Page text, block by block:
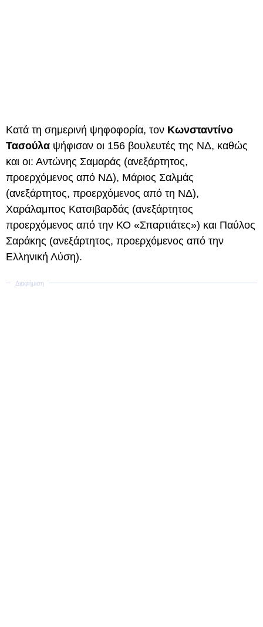
Κατά τη σημερινή ψηφοφορία, τον Κωνσταντίνο
Τασούλα ψήφισαν οι 156 βουλευτές της ΝΔ, καθώς
και οι: Αντώνης Σαμαράς (ανεξάρτητος,
προερχόμενος από ΝΔ), Μάριος Σαλμάς
(ανεξάρτητος, προερχόμενος από τη ΝΔ),
Χαράλαμπος Κατσιβαρδάς (ανεξάρτητος
προερχόμενος από την ΚΟ «Σπαρτιάτες») και Παύλος
Σαράκης (ανεξάρτητος, προερχόμενος από την
Ελληνική Λύση).